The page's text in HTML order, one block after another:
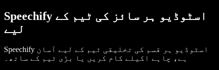
Speechify اسٹوڈیو ہر سائز کی ٹیم کے
لیے
Speechify اسٹوڈیو ہر قسم کی تخلیقی ٹیم کے لیے آسان
ہے، چاہے اکیلے کام کریں یا بڑی ٹیم کے ساتھ۔